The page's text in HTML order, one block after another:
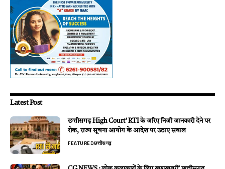
Latest Post
छत्तीसगढ़ High Court’ RTI के जरिए निजी जानकारी देने पर
रोक, राज्य सूचना आयोग के आदेश पर उठाए सवाल
FEATUREDछत्तीसगढ़